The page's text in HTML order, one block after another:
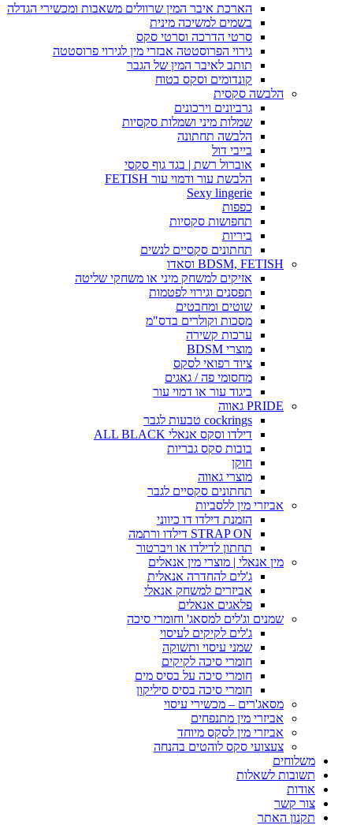
הארכת איבר המין שרוולים משאבות ומכשירי הגדלה
בשמים למשיכה מינית
סרטי הדרכה וסרטי סקס
גירוי הפרוסטטה אבזרי מין לגירוי פרוסטטה
תותב לאיבר המין של הגבר
קונדומים וסקס בטוח
הלבשה סקסית
גרביונים וירכונים
שמלות מיני ושמלות סקסיות
הלבשה תחתונה
בייבי דול
אוברול רשת | בגד גוף סקסי
הלבשת עור ודמוי עור FETISH
Sexy lingerie
כפפות
תחפושות סקסיות
ביריות
תחתונים סקסיים לנשים
BDSM, FETISH וסאדו
אזיקים למשחק מיני או משחקי שליטה
תפסנים וגירוי לפטמות
שוטים ומחבטים
מסכות וקולרים בדס"מ
ערכות קשירה
מוצרי BDSM
ציוד רפואי לסקס
מחסומי פה / גאגים
ביגוד עור או דמוי עור
PRIDE גאווה
cockrings טבעות לגבר
דילדו וסקס אנאלי ALL BLACK
בובות סקס גבריות
חוקן
מוצרי גאווה
תחתונים סקסיים לגבר
אביזרי מין ללסביות
הזמנת דילדו דו כיווני
STRAP ON דילדו ורתמה
תחתון לדילדו או ויברטור
מין אנאלי | מוצרי מין אנאלים
ג'לים להחדרה אנאלית
אביזרים למשחק אנאלי
פלאגים אנאלים
שמנים וג'לים למסאג' וחומרי סיכה
ג'לים לקיקים לעיסוי
שמני עיסוי ותשוקה
חומרי סיכה לקיקים
חומרי סיכה על בסיס מים
חומרי סיכה בסיס סיליקון
מסאג'רים – מכשירי עיסוי
אביזרי מין מתנפחים
אביזרי מין לסקס מיוחד
צעצועי סקס לוהטים בהנחה
משלוחים
תשובות לשאלות
אודות
צור קשר
תקנון האתר